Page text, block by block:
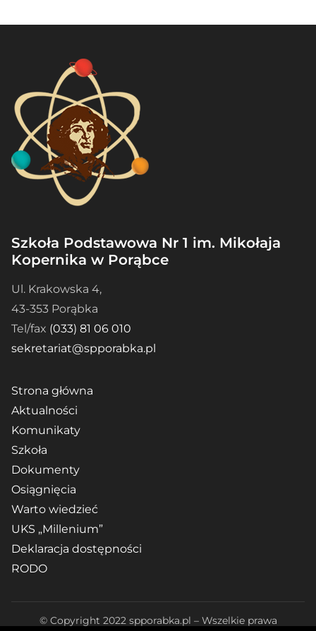
Szkoła Podstawowa Nr 1 im. Mikołaja
Kopernika w Porąbce
Ul. Krakowska 4,
43-353 Porąbka
Tel/fax (033) 81 06 010
sekretariat@spporabka.pl
Strona główna
Aktualności
Komunikaty
Szkoła
Dokumenty
Osiągnięcia
Warto wiedzieć
UKS „Millenium”
Deklaracja dostępności
RODO
© Copyright 2022 spporabka.pl – Wszelkie prawa